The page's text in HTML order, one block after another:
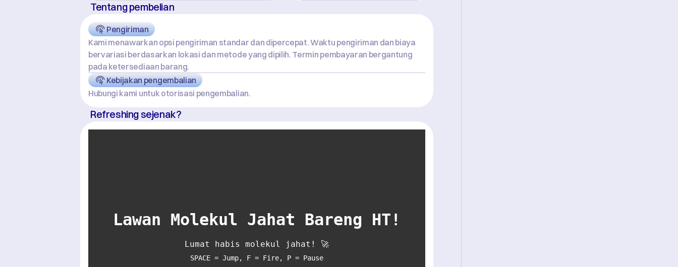
Tentang pembelian
Pengiriman
Kami menawarkan opsi pengiriman standar dan dipercepat. Waktu pengiriman dan biaya
bervariasi berdasarkan lokasi dan metode yang dipilih. Termin pembayaran bergantung
pada ketersediaan barang.
Kebijakan pengembalian
Hubungi kami untuk otorisasi pengembalian.
Refreshing sejenak?
Lawan Molekul Jahat Bareng HT!
Lumat habis molekul jahat! 🚀
SPACE = Jump, F = Fire, P = Pause